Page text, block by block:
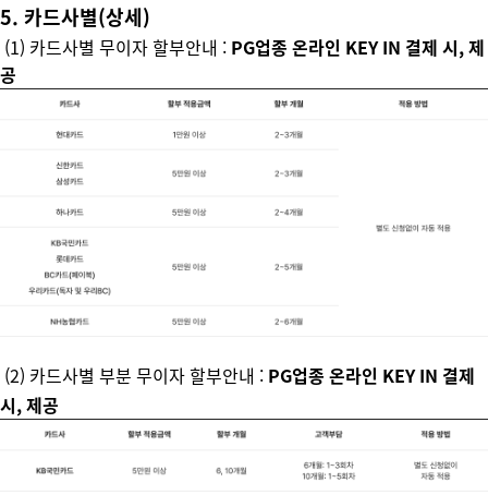
5. 카드사별(상세)
(1) 카드사별 무이자 할부안내 : PG업종 온라인 KEY IN 결제 시, 제
공
(2) 카드사별 부분 무이자 할부안내 : PG업종 온라인 KEY IN 결제
시, 제공